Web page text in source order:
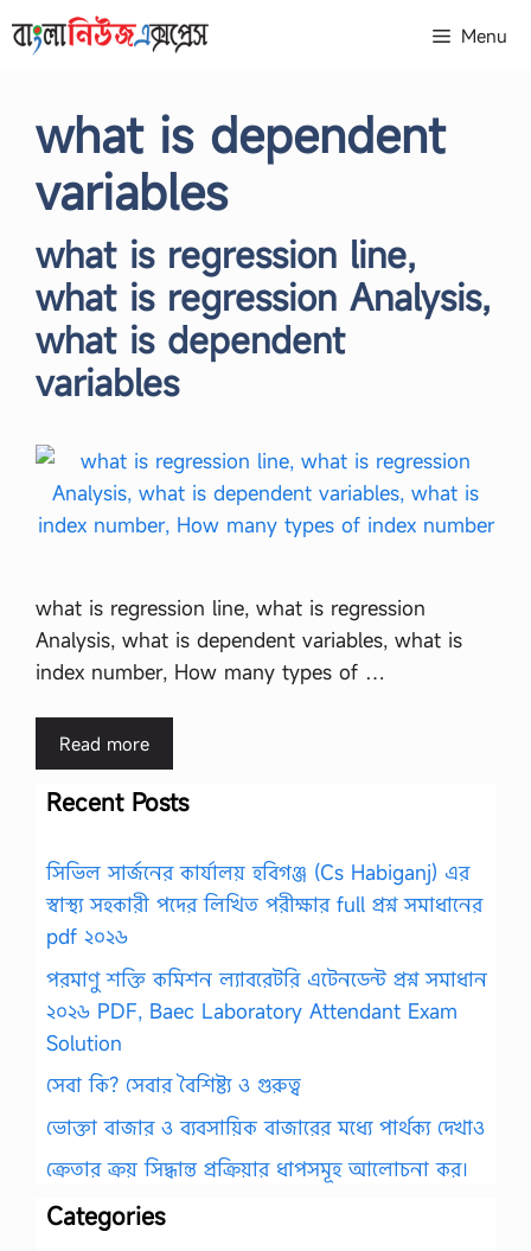
to
Menu
what is dependent
variables
what is regression line,
what is regression Analysis,
what is dependent
variables
what is regression line, what is regression
Analysis, what is dependent variables, what is
index number, How many types of …
Read more
Recent Posts
সিভিল সার্জনের কার্যালয় হবিগঞ্জ (Cs Habiganj) এর
স্বাস্থ্য সহকারী পদের লিখিত পরীক্ষার full প্রশ্ন সমাধানের
pdf ২০২৬
পরমাণু শক্তি কমিশন ল্যাবরেটরি এটেনডেন্ট প্রশ্ন সমাধান
২০২৬ PDF, Baec Laboratory Attendant Exam
Solution
সেবা কি? সেবার বৈশিষ্ট্য ও গুরুত্ব
ভোক্তা বাজার ও ব্যবসায়িক বাজারের মধ্যে পার্থক্য দেখাও
ক্রেতার ক্রয় সিদ্ধান্ত প্রক্রিয়ার ধাপসমূহ আলোচনা কর।
Categories